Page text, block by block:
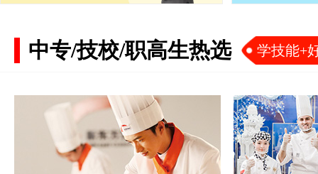
中专/技校/职高生热选 学技能+